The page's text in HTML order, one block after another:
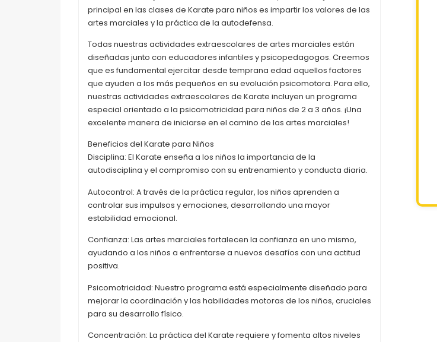
principal en las clases de Karate para niños es impartir los valores de las
artes marciales y la práctica de la autodefensa.
Todas nuestras actividades extraescolares de artes marciales están
diseñadas junto con educadores infantiles y psicopedagogos. Creemos
que es fundamental ejercitar desde temprana edad aquellos factores
que ayuden a los más pequeños en su evolución psicomotora. Para ello,
nuestras actividades extraescolares de Karate incluyen un programa
especial orientado a la psicomotricidad para niños de 2 a 3 años. ¡Una
excelente manera de iniciarse en el camino de las artes marciales!
Beneficios del Karate para Niños
Disciplina: El Karate enseña a los niños la importancia de la
autodisciplina y el compromiso con su entrenamiento y conducta diaria.
Autocontrol: A través de la práctica regular, los niños aprenden a
controlar sus impulsos y emociones, desarrollando una mayor
estabilidad emocional.
Confianza: Las artes marciales fortalecen la confianza en uno mismo,
ayudando a los niños a enfrentarse a nuevos desafíos con una actitud
positiva.
Psicomotricidad: Nuestro programa está especialmente diseñado para
mejorar la coordinación y las habilidades motoras de los niños, cruciales
para su desarrollo físico.
Concentración: La práctica del Karate requiere y fomenta altos niveles